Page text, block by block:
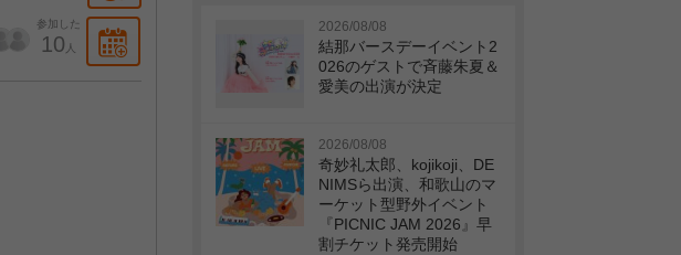
参加した
10 人
2026/08/08
結那バースデーイベント2
026のゲストで斉藤朱夏＆
愛美の出演が決定
2026/08/08
奇妙礼太郎、kojikoji、DE
NIMSら出演、和歌山のマ
ーケット型野外イベント
『PICNIC JAM 2026』早
割チケット発売開始